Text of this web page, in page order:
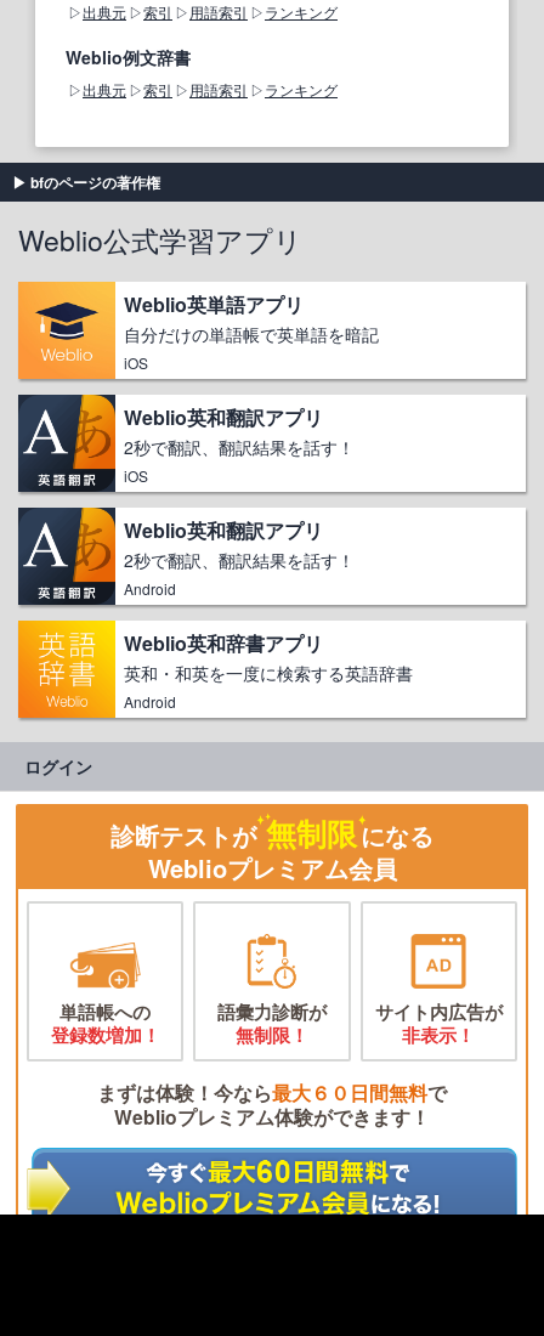
出典元 索引 用語索引 ランキング
Weblio例文辞書
出典元 索引 用語索引 ランキング
bfのページの著作権
Weblio公式学習アプリ
Weblio英単語アプリ
自分だけの単語帳で英単語を暗記
iOS
Weblio英和翻訳アプリ
2秒で翻訳、翻訳結果を話す！
iOS
Weblio英和翻訳アプリ
2秒で翻訳、翻訳結果を話す！
Android
Weblio英和辞書アプリ
英和・和英を一度に検索する英語辞書
Android
ログイン
診断テストが 無制限になる
Weblioプレミアム会員
単語帳への
登録数増加！
語彙力診断が
無制限！
サイト内広告が
非表示！
まずは体験！今なら最大６０日間無料で
Weblioプレミアム体験ができます！